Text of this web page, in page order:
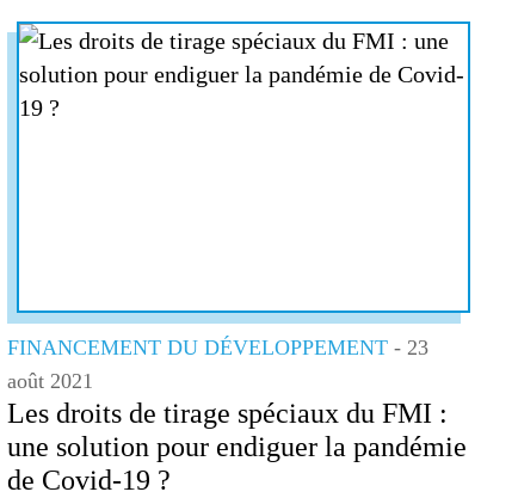
FINANCEMENT DU DÉVELOPPEMENT - 23
août 2021
Les droits de tirage spéciaux du FMI :
une solution pour endiguer la pandémie
de Covid-19 ?